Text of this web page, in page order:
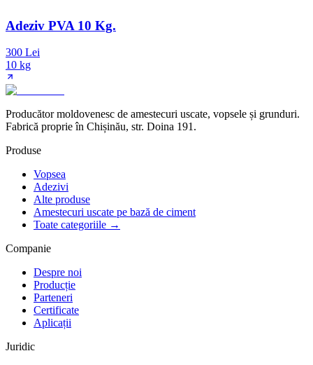
Adeziv PVA 10 Kg.
300 Lei
10 kg
Producător moldovenesc de amestecuri uscate, vopsele și grunduri.
Fabrică proprie în Chișinău, str. Doina 191.
Produse
Vopsea
Adezivi
Alte produse
Amestecuri uscate pe bază de ciment
Toate categoriile →
Companie
Despre noi
Producție
Parteneri
Certificate
Aplicații
Juridic